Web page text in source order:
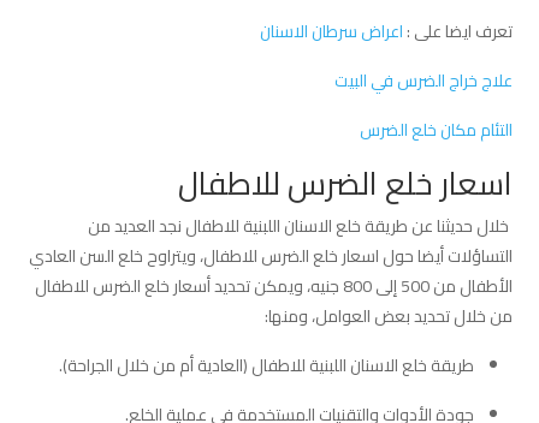
تعرف ايضا على :اعراض سرطان الاسنان
علاج خراج الضرس في البيت
التئام مكان خلع الضرس
اسعار خلع الضرس للاطفال
خلال حديثنا عن طريقة خلع الاسنان اللبنية للاطفال نجد العديد من
التساؤلات أيضا حول اسعار خلع الضرس للاطفال، ويتراوح خلع السن العادي
الأطفال من 500 إلى 800 جنيه، ويمكن تحديد أسعار خلع الضرس للاطفال
من خلال تحديد بعض العوامل، ومنها:
طريقة خلع الاسنان اللبنية للاطفال (العادية أم من خلال الجراحة).
جودة الأدوات والتقنيات المستخدمة في عملية الخلع.